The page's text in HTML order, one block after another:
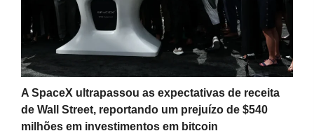
A SpaceX ultrapassou as expectativas de receita
de Wall Street, reportando um prejuízo de $540
milhões em investimentos em bitcoin